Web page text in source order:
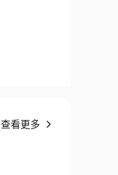
查看更多